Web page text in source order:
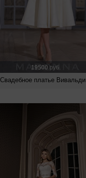
19500 руб.
Свадебное платье Вивальди